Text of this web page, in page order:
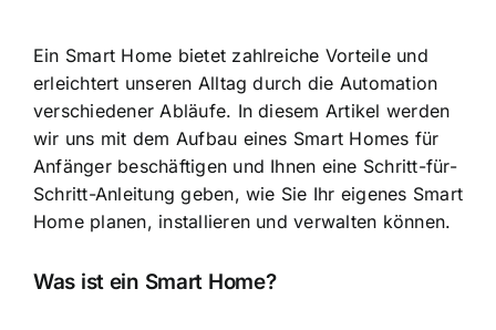
Ein Smart Home bietet zahlreiche Vorteile und
erleichtert unseren Alltag durch die Automation
verschiedener Abläufe. In diesem Artikel werden
wir uns mit dem Aufbau eines Smart Homes für
Anfänger beschäftigen und Ihnen eine Schritt-für-
Schritt-Anleitung geben, wie Sie Ihr eigenes Smart
Home planen, installieren und verwalten können.
Was ist ein Smart Home?